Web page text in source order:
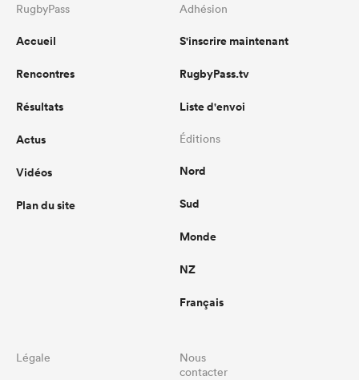
RugbyPass
Accueil
Rencontres
Résultats
Actus
Vidéos
Plan du site
Adhésion
S'inscrire maintenant
RugbyPass.tv
Liste d'envoi
Éditions
Nord
Sud
Monde
NZ
Français
Légale
Nous
contacter